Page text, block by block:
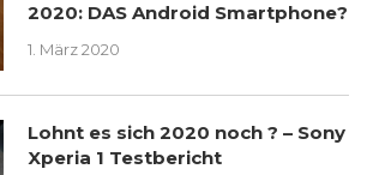
2020: DAS Android Smartphone?
1. März 2020
Lohnt es sich 2020 noch ? – Sony
Xperia 1 Testbericht